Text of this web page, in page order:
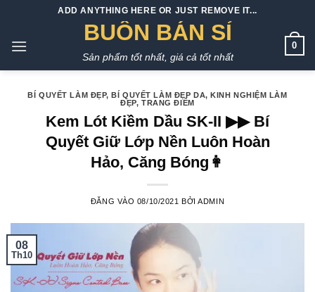
nội
ADD ANYTHING HERE OR JUST REMOVE IT...
BUÔN BÁN SỈ
Sản phẩm tốt nhất, giá cả tốt nhất
0
BÍ QUYẾT LÀM ĐẸP,BÍ QUYẾT LÀM ĐẸP DA,KINH NGHIỆM LÀM
ĐẸP,TRANG ĐIỂM
Kem Lót Kiềm Dầu SK-II ▶▶ Bí
Quyết Giữ Lớp Nền Luôn Hoàn
Hảo, Căng Bóng👩
ĐĂNG VÀO 08/10/2021 BỞIADMIN
08
Th10